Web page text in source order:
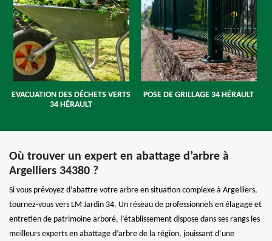
EVACUATION DES DÉCHETS VERTS
34 HÉRAULT
POSE DE GRILLAGE 34 HÉRAULT
Où trouver un expert en abattage d’arbre à
Argelliers 34380 ?
Si vous prévoyez d’abattre votre arbre en situation complexe à Argelliers,
tournez-vous vers LM Jardin 34. Un réseau de professionnels en élagage et
entretien de patrimoine arboré, l’établissement dispose dans ses rangs les
meilleurs experts en abattage d’arbre de la région, jouissant d’une